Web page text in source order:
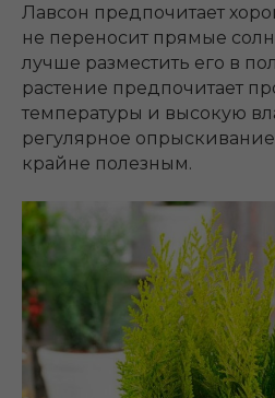
Лавсон предпочитает
не переносит прямые
лучше разместить его в
растение предпочитает
температуры и высокую
регулярное
крайне полезным.